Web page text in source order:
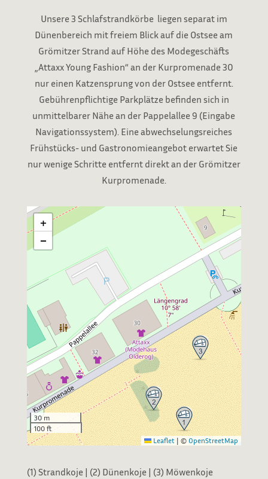
Unsere 3 Schlafstrandkörbe liegen separat im
Dünenbereich mit freiem Blick auf die Ostsee am
Grömitzer Strand auf Höhe des Modegeschäfts
„Attaxx Young Fashion“ an der Kurpromenade 30
nur einen Katzensprung von der Ostsee entfernt.
Gebührenpflichtige Parkplätze befinden sich in
unmittelbarer Nähe an der Pappelallee 9 (Eingabe
Navigationssystem). Eine abwechselungsreiches
Frühstücks- und Gastronomieangebot erwartet Sie
nur wenige Schritte entfernt direkt an der Grömitzer
Kurpromenade.
+
−
30 m
100 ft
Leaflet | © OpenStreetMap
(1) Strandkoje | (2) Dünenkoje | (3) Möwenkoje